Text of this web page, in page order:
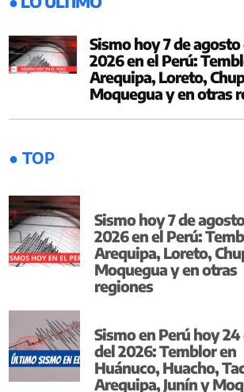
Sismo hoy 7 de agosto
2026 en el Perú:
Arequipa, Loreto,
Moquegua y en otras
● TOP
Sismo hoy 7 de
2026 en el Perú:
Arequipa, Loreto,
Moquegua y en otras
regiones
Sismo en Perú hoy
del 2026: Temblor en
Huánuco, Huacho,
Arequipa, Junín y